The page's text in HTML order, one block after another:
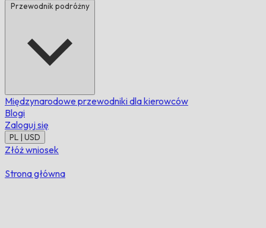
Przewodnik podróżny
Międzynarodowe przewodniki dla kierowców
Blogi
Zaloguj się
PL | USD
Złóż wniosek
Strona główna